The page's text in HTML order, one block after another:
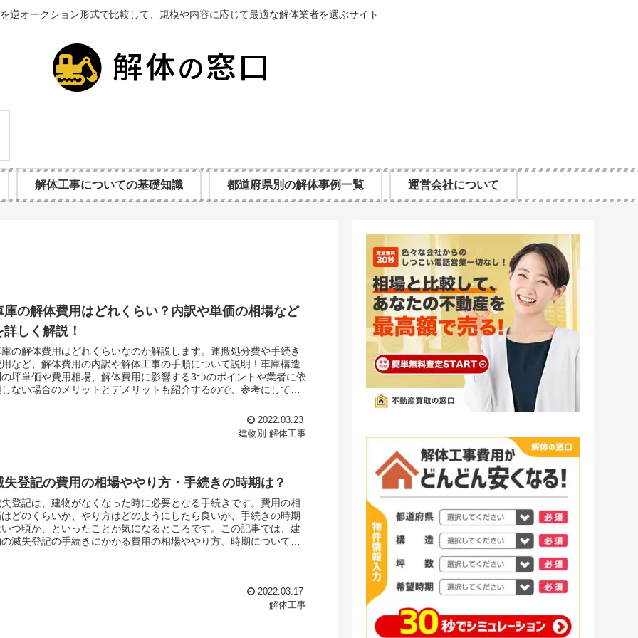
逆オークション形式で比較して、規模や内容に応じて最適な解体業者を選ぶサイト
解体工事についての基礎知識 都道府県別の解体事例一覧 運営会社について
庫の解体費用はどれくらい？内訳や単価の相場など
詳しく解説！
の解体費用はどれくらいなのか解説します。運搬処分費や手続き
など、解体費用の内訳や解体工事の手順について説明！車庫構造
坪単価や費用相場、解体費用に影響する3つのポイントや業者に依
ない場合のメリットとデメリットも紹介するので、参考にしてく
2022.03.23
建物別 解体工事
失登記の費用の相場ややり方・手続きの時期は？
登記は、建物がなくなった時に必要となる手続きです。費用の相
どのくらいか、やり方はどのようにしたら良いか、手続きの時期
つ頃か、といったことが気になるところです。この記事では、建
滅失登記の手続きにかかる費用の相場ややり方、時期について解
2022.03.17
解体工事